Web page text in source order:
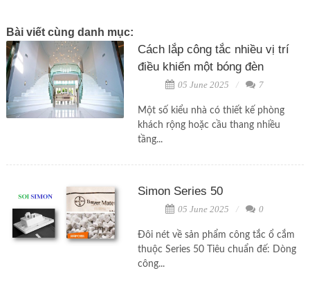
Bài viết cùng danh mục:
Cách lắp công tắc nhiều vị trí
điều khiển một bóng đèn
05 June 2025 7
Một số kiểu nhà có thiết kế phòng
khách rộng hoặc cầu thang nhiều
tầng...
Simon Series 50
05 June 2025 0
Đôi nét về sản phẩm công tắc ổ cắm
thuộc Series 50 Tiêu chuẩn đế: Dòng
công...